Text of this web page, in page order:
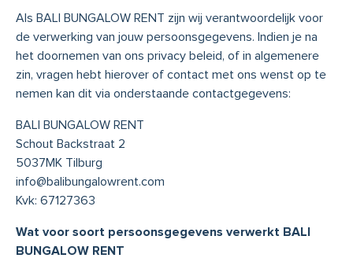
Als BALI BUNGALOW RENT zijn wij verantwoordelijk voor
de verwerking van jouw persoonsgegevens. Indien je na
het doornemen van ons privacy beleid, of in algemenere
zin, vragen hebt hierover of contact met ons wenst op te
nemen kan dit via onderstaande contactgegevens:
BALI BUNGALOW RENT
Schout Backstraat 2
5037MK Tilburg
info@balibungalowrent.com
Kvk: 67127363
Wat voor soort persoonsgegevens verwerkt BALI
BUNGALOW RENT